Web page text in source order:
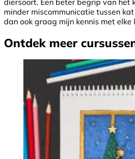
minder miscommunicatie tussen
dan ook graag mijn kennis met
Ontdek meer